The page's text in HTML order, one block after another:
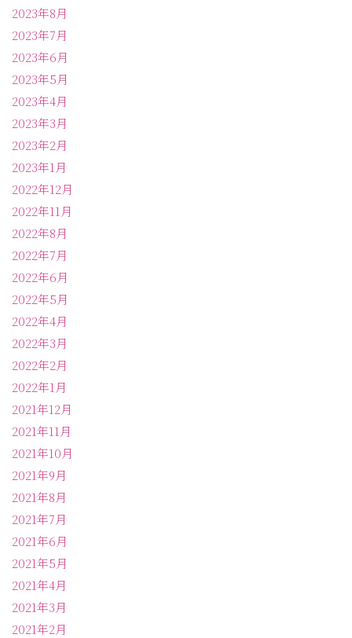
2023年8月
2023年7月
2023年6月
2023年5月
2023年4月
2023年3月
2023年2月
2023年1月
2022年12月
2022年11月
2022年8月
2022年7月
2022年6月
2022年5月
2022年4月
2022年3月
2022年2月
2022年1月
2021年12月
2021年11月
2021年10月
2021年9月
2021年8月
2021年7月
2021年6月
2021年5月
2021年4月
2021年3月
2021年2月